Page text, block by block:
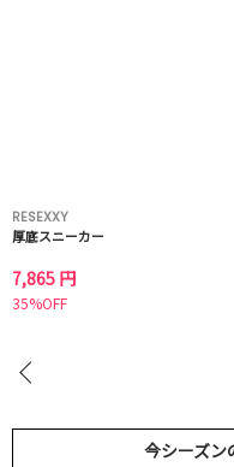
RESEXXY
厚底スニーカー
7,865 円
35%OFF
今シーズン